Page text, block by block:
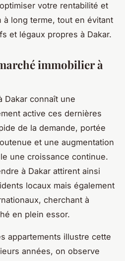
votre rentabilité et
à long terme, tout en évitant
et légaux propres à Dakar.
immobilier à
Dakar connaît une
active ces dernières
de la demande, portée
et une augmentation
une croissance continue.
à Dakar attirent ainsi
locaux mais également
cherchant à
en plein essor.
appartements illustre cette
années, on observe